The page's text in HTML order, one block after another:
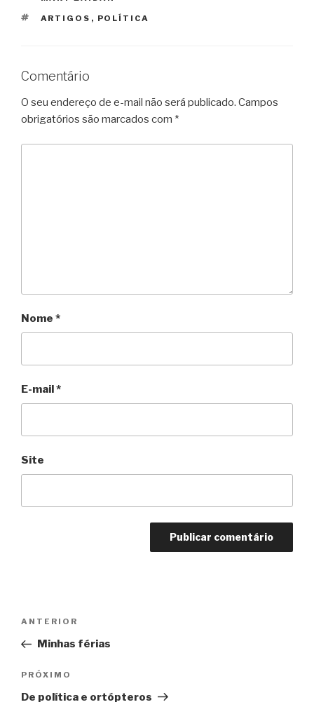
TAGS
ARTIGOS , POLÍTICA
Comentário
O seu endereço de e-mail não será publicado. Campos
obrigatórios são marcados com *
Nome *
E-mail*
Site
Post
Anterior
ANTERIOR
Minhas férias
Próximo
PRÓXIMO
De política e ortópteros